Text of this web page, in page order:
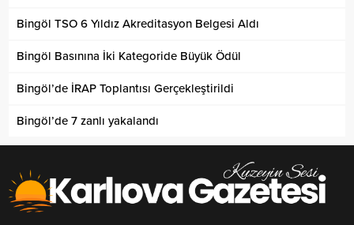
Bingöl TSO 6 Yıldız Akreditasyon Belgesi Aldı
Bingöl Basınına İki Kategoride Büyük Ödül
Bingöl’de İRAP Toplantısı Gerçekleştirildi
Bingöl’de 7 zanlı yakalandı